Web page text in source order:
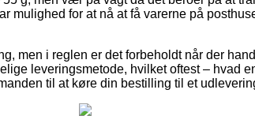
mulighed for at nå at få varerne på
men i reglen er det forbeholdt når der
leveringsmetode, hvilket oftest – hvad
til at køre din bestilling til et